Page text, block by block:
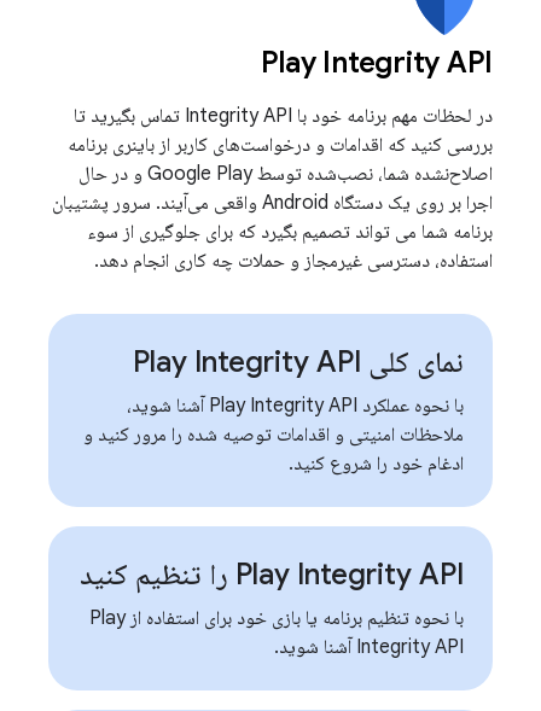
Play Integrity API
در لحظات مهم برنامه خود با Integrity API تماس بگیرید تا
بررسی کنید که اقدامات و درخواست‌های کاربر از باینری برنامه
اصلاح‌نشده شما، نصب‌شده توسط Google Play و در حال
اجرا بر روی یک دستگاه Android واقعی می‌آیند. سرور پشتیبان
برنامه شما می تواند تصمیم بگیرد که برای جلوگیری از سوء
استفاده، دسترسی غیرمجاز و حملات چه کاری انجام دهد.
نمای کلی Play Integrity API
با نحوه عملکرد Play Integrity API آشنا شوید،
ملاحظات امنیتی و اقدامات توصیه شده را مرور کنید و
ادغام خود را شروع کنید.
Play Integrity API را تنظیم کنید
با نحوه تنظیم برنامه یا بازی خود برای استفاده از Play
Integrity API آشنا شوید.